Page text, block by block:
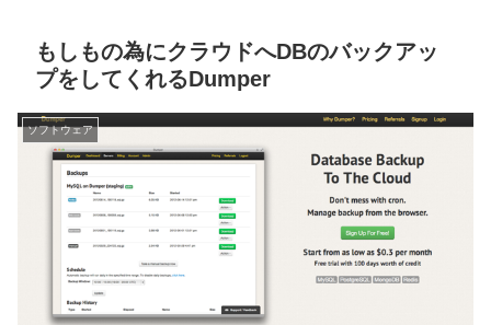
もしもの為にクラウドへDBのバックアッ
プをしてくれるDumper
ソフトウェア